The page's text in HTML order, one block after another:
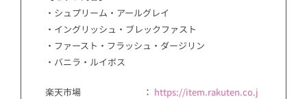
・シュプリーム・アールグレイ
・イングリッシュ・ブレックファスト
・ファースト・フラッシュ・ダージリン
・バニラ・ルイボス
楽天市場 ： https://item.rakuten.co.j